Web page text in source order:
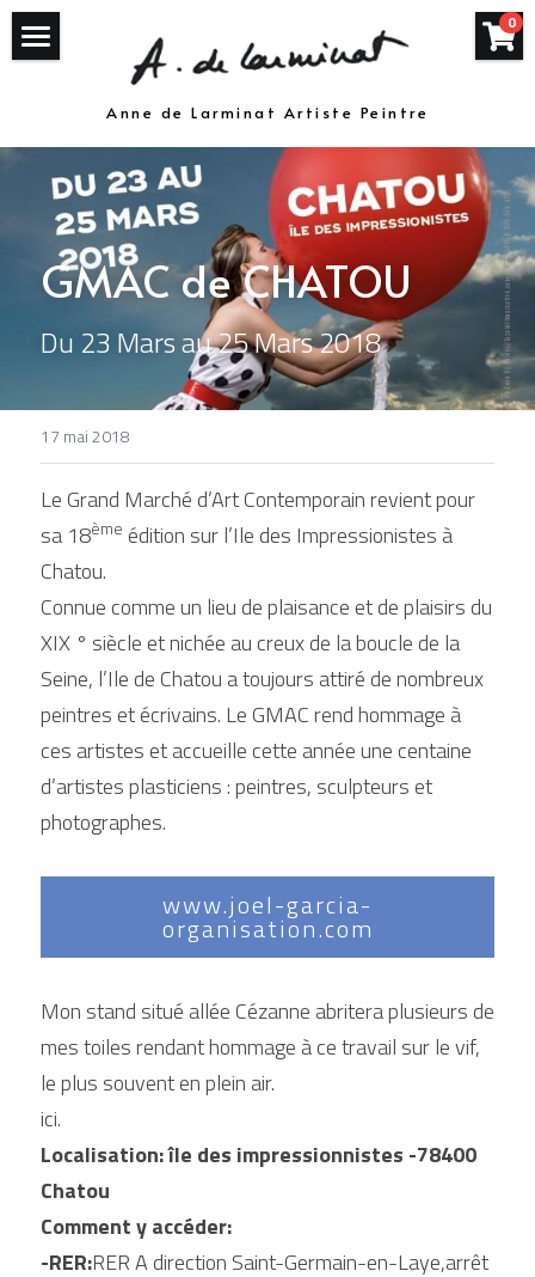
Anne de Larminat Artiste Peintre
0
Welcome
Même pas sec!
Sweet Home
Tarot Art sacré
Le génie industriel...
Lumières Changeantes
Masculin/Féminin
Anges ou petits démons
Fleurs et natures
Bestiaire marin
Kiss Landing
Géometrie variable
Hommage à...
Dialogues d'arbres
Passerelles
About Me
Partners
Press
GMAC de CHATOU
Du 23 Mars au 25 Mars 2018
17 mai 2018
Le Grand Marché d’Art Contemporain revient pour
sa 18ème édition sur l’Ile des Impressionistes à
Chatou.
Connue comme un lieu de plaisance et de plaisirs du
XIX ° siècle et nichée au creux de la boucle de la
Seine, l’Ile de Chatou a toujours attiré de nombreux
peintres et écrivains. Le GMAC rend hommage à
ces artistes et accueille cette année une centaine
d’artistes plasticiens : peintres, sculpteurs et
photographes.
www.joel-garcia-
organisation.com
Mon stand situé allée Cézanne abritera plusieurs de
mes toiles rendant hommage à ce travail sur le vif,
le plus souvent en plein air.
ici.
Localisation: île des impressionnistes -78400
Chatou
Comment y accéder:
-RER:RER A direction Saint-Germain-en-Laye,arrêt
×
LES CATÉGORIES DE LA BOUTIQUE